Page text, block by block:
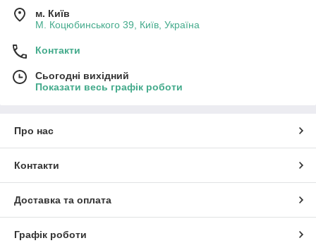
м. Київ
М. Коцюбинського 39, Київ, Україна
Контакти
Сьогодні вихідний
Показати весь графік роботи
Про нас
Контакти
Доставка та оплата
Графік роботи